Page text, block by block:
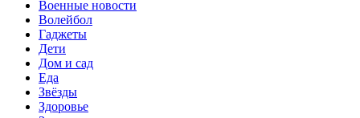
Военные новости
Волейбол
Гаджеты
Дети
Дом и сад
Еда
Звёзды
Здоровье